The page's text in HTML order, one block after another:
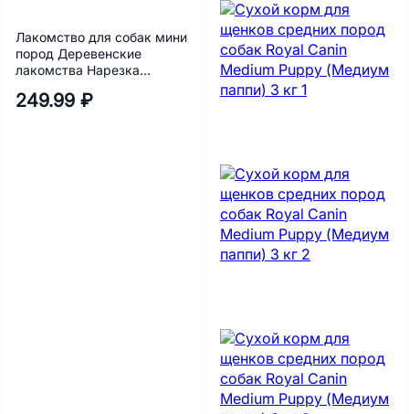
Лакомство для собак мини
пород Деревенские
лакомства Нарезка
249.99 ₽